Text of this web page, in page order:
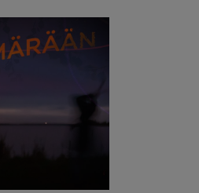
Jenny ja Antti Wihurin rahasto.
Rovaniemi Kesto: noin
rajoitettu. Kerro lippua
pyrimme
mukaan. Pukeudu
halutessasi ottaa myös pienet